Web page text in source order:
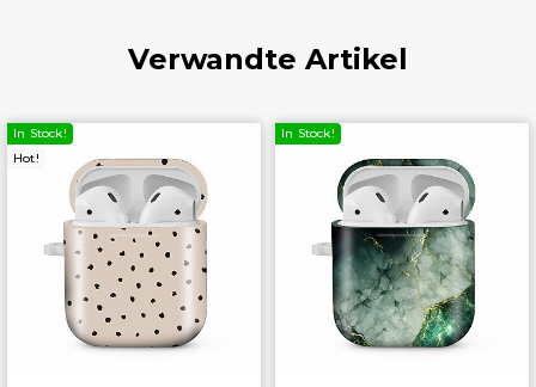
Verwandte Artikel
Hot!
In Stock! In Stock!